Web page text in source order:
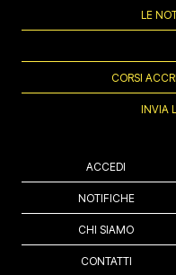
LE
CORSI
INVIA
ACCEDI
NOTIFICHE
CHI SIAMO
CONTATTI